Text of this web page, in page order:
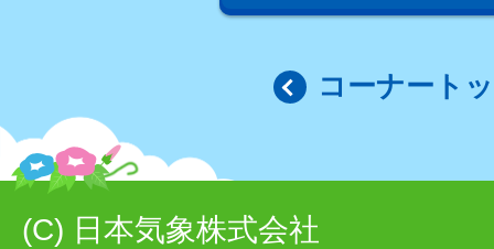
コーナート
(C) 日本気象株式会社